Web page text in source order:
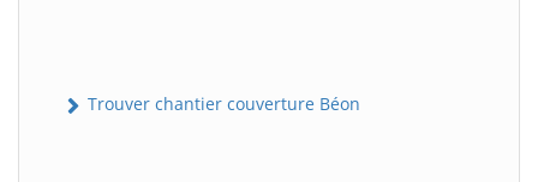
Trouver chantier couverture Béon